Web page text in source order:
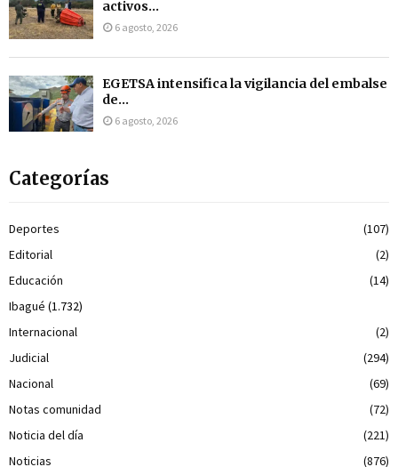
activos...
6 agosto, 2026
EGETSA intensifica la vigilancia del embalse
de...
6 agosto, 2026
Categorías
Deportes
(107)
Editorial
(2)
Educación
(14)
Ibagué (1.732)
Internacional
(2)
Judicial
(294)
Nacional
(69)
Notas comunidad
(72)
Noticia del día
(221)
Noticias
(876)